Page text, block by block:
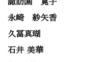
諏訪園 寛子
永崎 紗矢香
久冨真瑚
石井 美華